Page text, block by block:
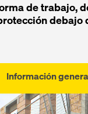
de trabajo,
debajo
Información